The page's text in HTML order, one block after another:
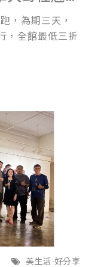
，為期三天，
，全館最低三折
美生活-好分享